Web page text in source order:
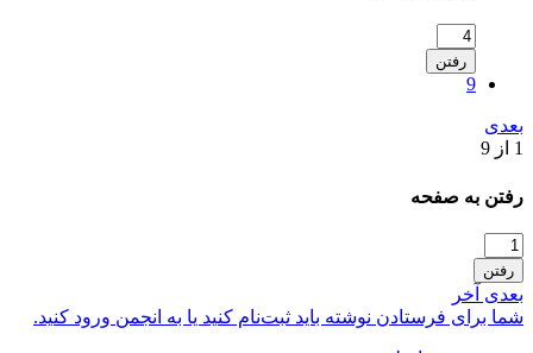
رفتن
9
بعدی
1 از 9
رفتن به صفحه
رفتن
بعدی آخر
شما برای فرستادن نوشته باید ثبت‌نام کنید یا به انجمن ورود کنید.